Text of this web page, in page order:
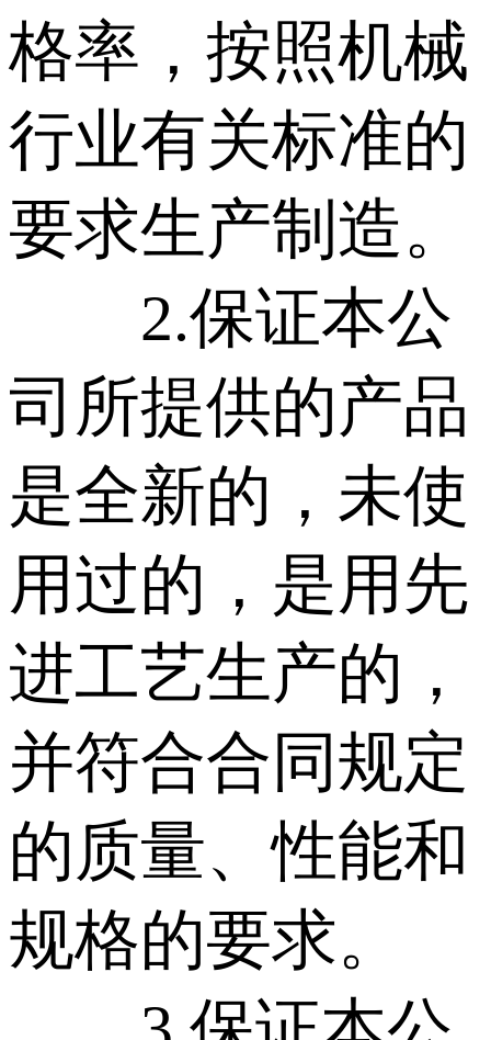
格率，按照机械
行业有关标准的
要求生产制造。
2.保证本公
司所提供的产品
是全新的，未使
用过的，是用先
进工艺生产的，
并符合合同规定
的质量、性能和
规格的要求。